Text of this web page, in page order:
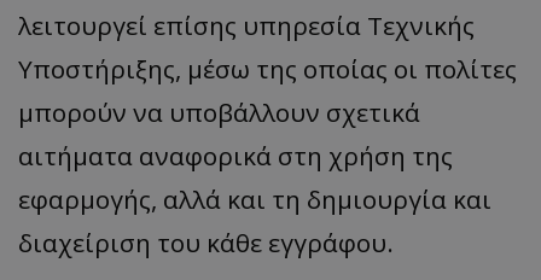
λειτουργεί επίσης υπηρεσία Τεχνικής
Υποστήριξης, μέσω της οποίας οι πολίτες
μπορούν να υποβάλλουν σχετικά
αιτήματα αναφορικά στη χρήση της
εφαρμογής, αλλά και τη δημιουργία και
διαχείριση του κάθε εγγράφου.